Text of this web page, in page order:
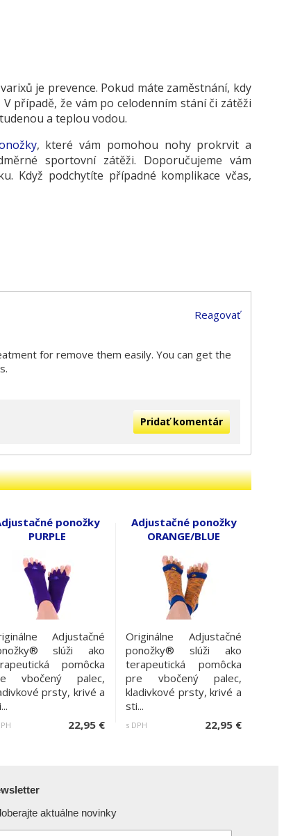
je prevence. Pokud máte zaměstnání, kdy
případě, že vám po celodenním stání či zátěži
a teplou vodou.
, které vám pomohou nohy prokrvit a
sportovní zátěži. Doporučujeme vám
Když podchytíte případné komplikace včas,
Reagovať
Pridať komentár
ponožky
PURPLE
Adjustačné
slúži ako
pomôcka
vbočený palec,
prsty, krivé a
22,95 €
Adjustačné ponožky
ORANGE/BLUE
Originálne Adjustačné
ponožky® slúži ako
terapeutická pomôcka
pre vbočený palec,
kladivkové prsty, krivé a
sti...
s DPH 22,95 €
aktuálne novinky